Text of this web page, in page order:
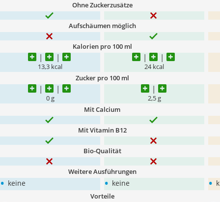
Ohne Zuckerzusätze
Aufschäumen möglich
Kalorien pro 100 ml
13,3 kcal 24 kcal
Zucker pro 100 ml
0 g 2,5 g
Mit Calcium
Mit Vitamin B12
Bio-Qualität
Weitere Ausführungen
• keine • keine •
Vorteile